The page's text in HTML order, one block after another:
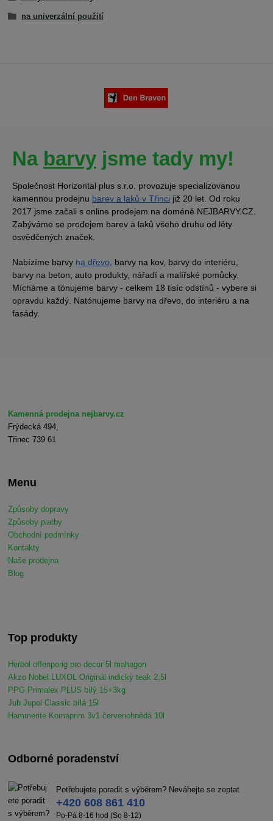
na univerzální použití
Na barvy jsme tady my!
Společnost Horizontal plus s.r.o. provozuje specializovanou
kamennou prodejnu barev a laků v Třinci již 20 let. Od roku
2017 jsme začali s online prodejem na doméně NEJBARVY.CZ.
Zabýváme se prodejem barev a laků všeho druhu od léty
osvědčených značek.
Nabízíme barvy na dřevo, barvy na kov, barvy do interiéru,
barvy na beton, auto produkty, nářadí a malířské pomůcky.
Mícháme a tónujeme barvy - celkem 18 tisíc odstínů - vybere si
opravdu každý. Natónujeme barvy na dřevo, do interiéru a na
fasády.
Kamenná prodejna nejbarvy.cz
Frýdecká 494,
Třinec 739 61
Menu
Způsoby dopravy
Způsoby platby
Obchodní podmínky
Kontakty
Naše prodejna
Blog
Top produkty
Herbol offenporig pro decor 5l mahagon
Akzo Nobel LUXOL Originál indický teak 2,5l
PPG Primalex PLUS bílý 15+3kg
Jub Jupol Classic bílá 15l
Hammerite Komaprim 3v1 červenohnědá 10l
Odborné poradenství
Potřebujete poradit s výběrem? Neváhejte se zeptat
+420 608 861 410
Po-Pá 8-16 hod (So 8-12)